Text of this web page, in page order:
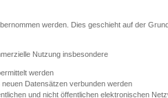
werden. Dies geschieht auf der
Nutzung insbesondere
werden
Datensätzen verbunden werden
und nicht öffentlichen elektronischen